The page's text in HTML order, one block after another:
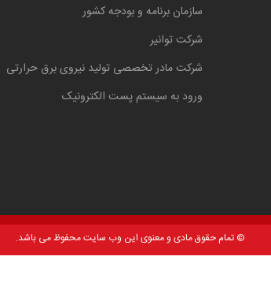
سازمان برنامه و بودجه کشور
شرکت توانیر
شرکت مادر تخصصی تولید نیروی برق حرارتی
ورود به سیستم پست الکترونیک
© تمام حقوق مادی و معنوی این وب سایت محفوظ می باشد.